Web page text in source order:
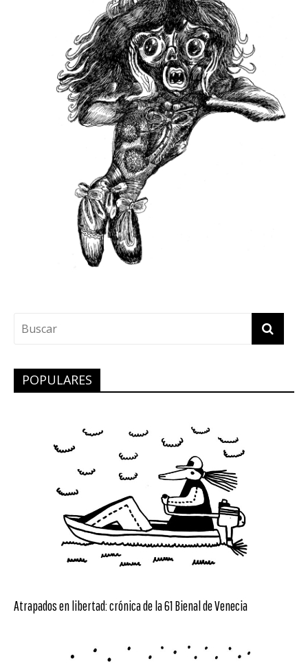
POPULARES
Atrapados en libertad: crónica de la 61 Bienal de Venecia